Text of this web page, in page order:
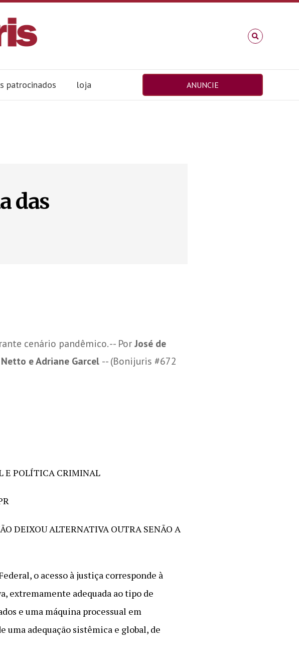
patrocinados loja ANUNCIE
das
cenário pandêmico. -- Por José de
e Adriane Garcel -- (Bonijuris #672
E POLÍTICA CRIMINAL
DEIXOU ALTERNATIVA OUTRA SENÃO A
o acesso à justiça corresponde à
extremamente adequada ao tipo de
e uma máquina processual em
adequação sistêmica e global, de